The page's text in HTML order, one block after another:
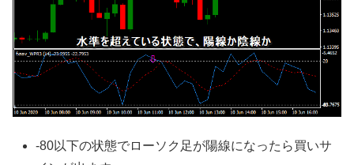
-80以下の状態でローソク足が陽線になったら買いサ